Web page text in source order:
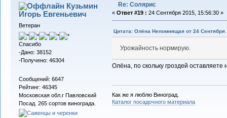
Кузьмин
Игорь Евгеньевич
Ветеран
Спасибо
-Дано: 38152
-Получено: 46304
Сообщений: 6647
Рейтинг: 46345
Московская обл.г Павловский
Посад. 265 сортов винограда.
Re: Солярис
« Ответ #19 : 24 Сентября 2015, 15:56:30 »
Цитата: Олёна Непомнящая от 24 Сентября
Урожайность нормирую.
Олёна, по скольку гроздей оставляете
Как же я люблю Виноград.
Каталог посадочного материала